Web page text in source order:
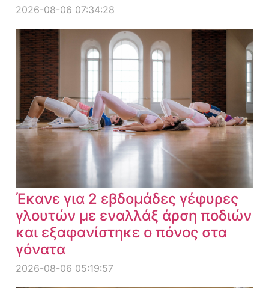
2026-08-06 07:34:28
Έκανε για 2 εβδομάδες γέφυρες
γλουτών με εναλλάξ άρση ποδιών
και εξαφανίστηκε ο πόνος στα
γόνατα
2026-08-06 05:19:57